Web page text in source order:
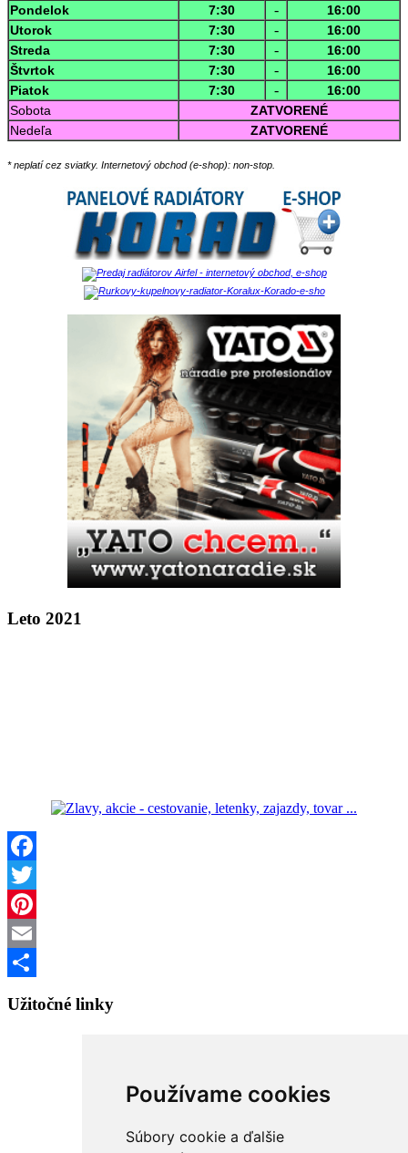
Používame cookies
Súbory cookie a ďalšie
Pondelok 7:30 -
16:00
Utorok
7:30 -
16:00
Streda
7:30 -
16:00
Štvrtok
7:30 -
16:00
Piatok
7:30 -
16:00
Sobota
ZATVORENÉ
Nedeľa
ZATVORENÉ
* neplatí cez sviatky. Internetový obchod (e-shop): non-stop.
Leto 2021
Facebook
Twitter
Pinterest
Email
Užitočné linky
Lacné vchodové dvere - E-SHOP